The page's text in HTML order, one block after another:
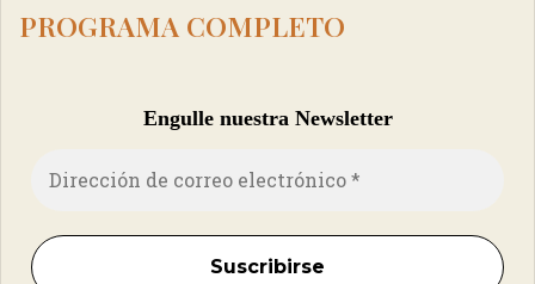
PROGRAMA COMPLETO
Engulle nuestra Newsletter